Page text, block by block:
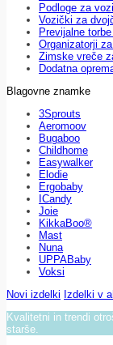
Podloge za
Vozički za
Previjalne
Organizatorji
Zimske vreče
Dodatna
Blagovne znamke
3Sprouts
Aeromoov
Bugaboo
Childhome
Easywalker
Elodie
Ergobaby
ICandy
Joie
KikkaBoo®
Mast
Nuna
UPPABaby
Voksi
Novi izdelki Izdelki v
Kvalitetni in trendi
starše.